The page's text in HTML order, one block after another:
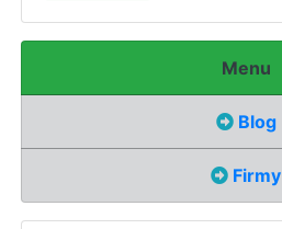
Menu
Blog
Firmy